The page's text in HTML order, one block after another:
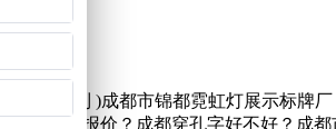
)成都市锦都霓虹灯展示标牌厂
你发光字报价？成都穿孔字好不好？成